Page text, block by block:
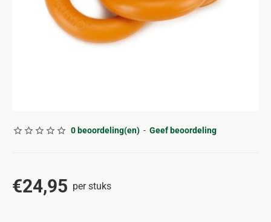
0 beoordeling(en) - Geef beoordeling
€24,95 per stuks